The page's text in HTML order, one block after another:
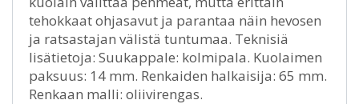
tehokkaat ohjasavut ja parantaa näin hevosen
ja ratsastajan välistä tuntumaa. Teknisiä
lisätietoja: Suukappale: kolmipala. Kuolaimen
paksuus: 14 mm. Renkaiden halkaisija: 65 mm.
Renkaan malli: oliivirengas.